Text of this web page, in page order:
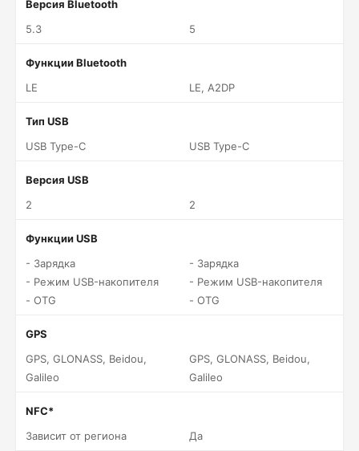
Версия Bluetooth
5.3
5
Функции Bluetooth
LE
LE, A2DP
Тип USB
USB Type-C
USB Type-C
Версия USB
2
2
Функции USB
- Зарядка
- Режим USB-накопителя
- OTG
- Зарядка
- Режим USB-накопителя
- OTG
GPS
GPS, GLONASS, Beidou,
Galileo
GPS, GLONASS, Beidou,
Galileo
NFC*
Зависит от региона
Да